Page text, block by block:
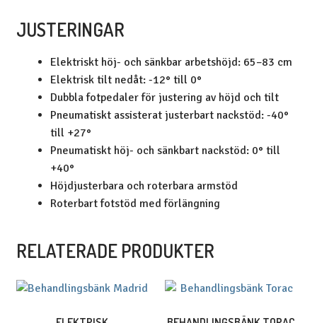
JUSTERINGAR
Elektriskt höj- och sänkbar arbetshöjd: 65–83 cm
Elektrisk tilt nedåt: -12° till 0°
Dubbla fotpedaler för justering av höjd och tilt
Pneumatiskt assisterat justerbart nackstöd: -40°
till +27°
Pneumatiskt höj- och sänkbart nackstöd: 0° till
+40°
Höjdjusterbara och roterbara armstöd
Roterbart fotstöd med förlängning
RELATERADE PRODUKTER